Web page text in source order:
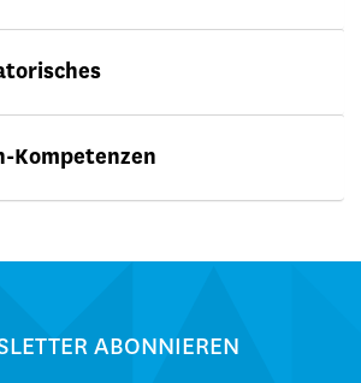
Kompetenzen
ABONNIEREN